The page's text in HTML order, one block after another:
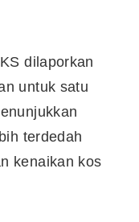
dilaporkan
untuk satu
terdedah
kenaikan kos